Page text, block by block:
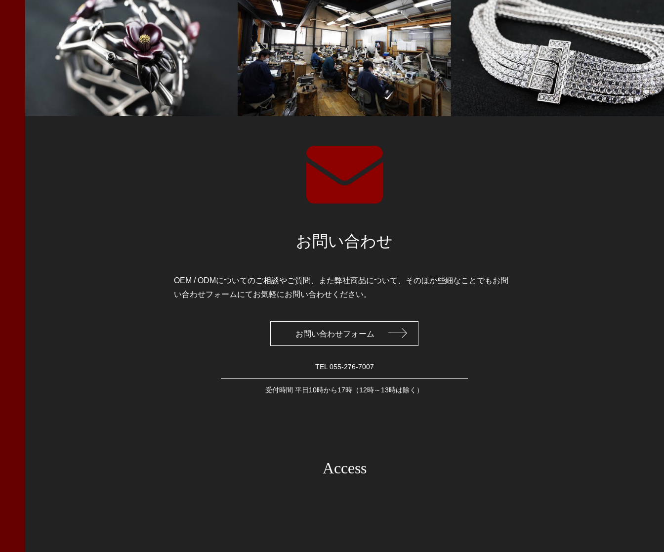
お問い合わせ
OEM / ODMについてのご相談やご質問、また弊社商品について、そのほか些細なことでもお問
い合わせフォームにてお気軽にお問い合わせください。
お問い合わせフォーム
TEL 055-276-7007
受付時間 平日10時から17時（12時～13時は除く）
Access